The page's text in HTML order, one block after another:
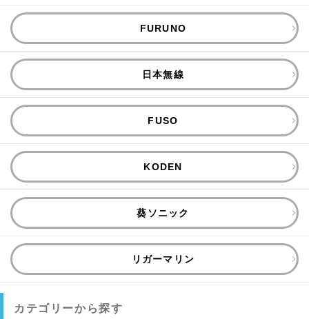
FURUNO
日本無線
FUSO
KODEN
葵ソニック
リガーマリン
カテゴリーから探す